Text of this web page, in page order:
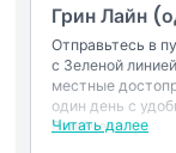
приключение.
природные
передвижение по
Аллоха и
Грин Лайн
Отправьтесь в
с Зеленой
местные
один день с
Читать далее
Включено